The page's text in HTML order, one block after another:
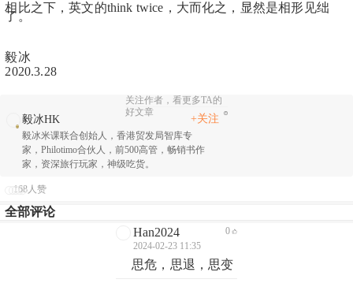
相比之下，英文的think twice，大而化之，显然是相形见绌
了。
毅冰
2020.3.28
关注作者，看更多TA的
好文章
毅冰HK
毅冰米课联合创始人，香港贸发局智库专
家，Philotimo合伙人，前500高管，畅销书作
家，资深旅行玩家，神级吃货。
+关注
168人赞
全部评论
Han2024
2024-02-23 11:35
0
思危，思退，思变